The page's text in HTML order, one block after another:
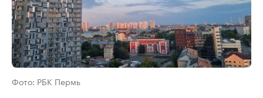
Фото: РБК Пермь